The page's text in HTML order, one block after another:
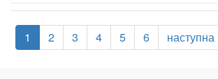
1 2 3 4 5 6 наступна